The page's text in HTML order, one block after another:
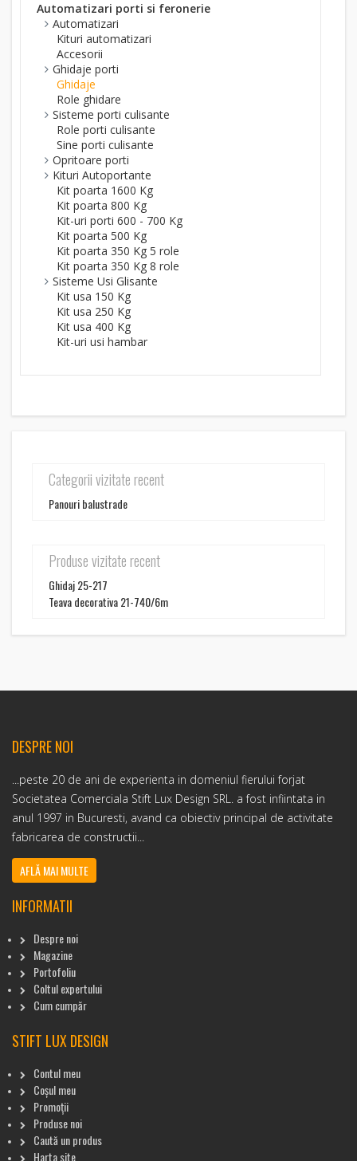
Automatizari porti si feronerie
Automatizari
Kituri automatizari
Accesorii
Ghidaje porti
Ghidaje
Role ghidare
Sisteme porti culisante
Role porti culisante
Sine porti culisante
Opritoare porti
Kituri Autoportante
Kit poarta 1600 Kg
Kit poarta 800 Kg
Kit-uri porti 600 - 700 Kg
Kit poarta 500 Kg
Kit poarta 350 Kg 5 role
Kit poarta 350 Kg 8 role
Sisteme Usi Glisante
Kit usa 150 Kg
Kit usa 250 Kg
Kit usa 400 Kg
Kit-uri usi hambar
Categorii vizitate recent
Panouri balustrade
Produse vizitate recent
Ghidaj 25-217
Teava decorativa 21-740/6m
DESPRE NOI
...peste 20 de ani de experienta in domeniul fierului forjat
Societatea Comerciala Stift Lux Design SRL. a fost infiintata in
anul 1997 in Bucuresti, avand ca obiectiv principal de activitate
fabricarea de constructii...
AFLĂ MAI MULTE
INFORMATII
Despre noi
Magazine
Portofoliu
Coltul expertului
Cum cumpăr
STIFT LUX DESIGN
Contul meu
Coșul meu
Promoții
Produse noi
Caută un produs
Harta site